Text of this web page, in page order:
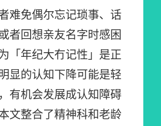
难免偶尔忘记琐事、话
者回想亲友名字时感困
「年纪大冇记性」是正
显的认知下降可能是轻
有机会发展成认知障碍
文整合了精神科和老龄